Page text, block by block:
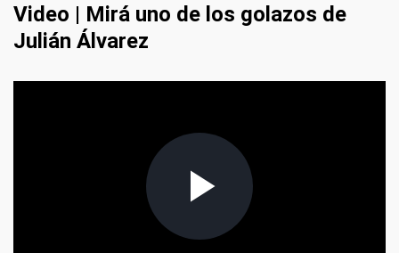
Video | Mirá uno de los golazos de
Julián Álvarez